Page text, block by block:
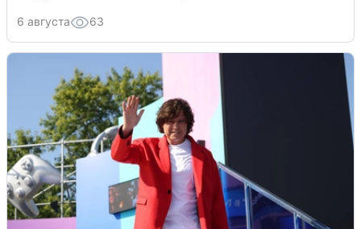
6 августа 63